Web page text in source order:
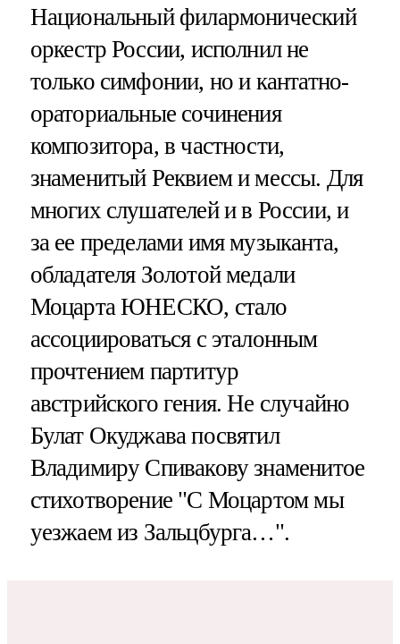
Национальный филармонический
оркестр России, исполнил не
только симфонии, но и кантатно-
ораториальные сочинения
композитора, в частности,
знаменитый Реквием и мессы. Для
многих слушателей и в России, и
за ее пределами имя музыканта,
обладателя Золотой медали
Моцарта ЮНЕСКО, стало
ассоциироваться с эталонным
прочтением партитур
австрийского гения. Не случайно
Булат Окуджава посвятил
Владимиру Спивакову знаменитое
стихотворение "С Моцартом мы
уезжаем из Зальцбурга…".